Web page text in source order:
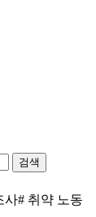
사# 취약 노동